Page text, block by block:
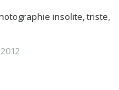
insolite, triste,